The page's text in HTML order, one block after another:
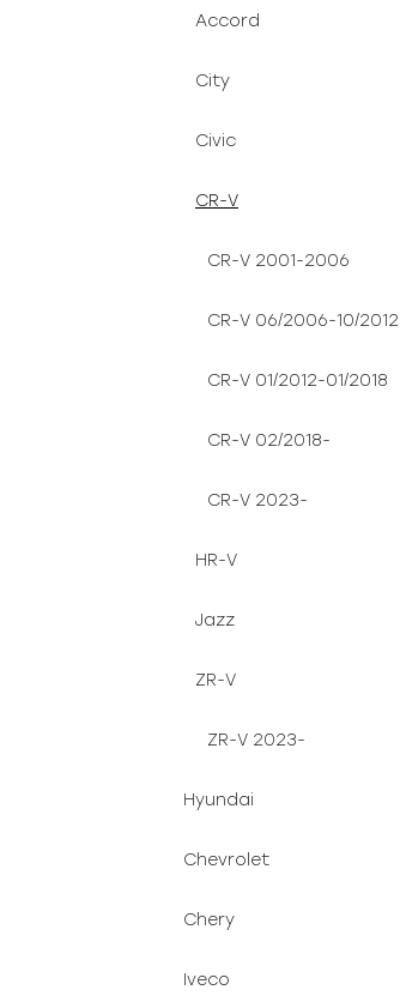
Accord
City
Civic
CR-V
CR-V 2001-2006
CR-V 06/2006-10/2012
CR-V 01/2012-01/2018
CR-V 02/2018-
CR-V 2023-
HR-V
Jazz
ZR-V
ZR-V 2023-
Hyundai
Chevrolet
Chery
Iveco